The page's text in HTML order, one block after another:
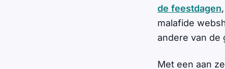
de feestdagen
malafide
andere van de
Met een aan